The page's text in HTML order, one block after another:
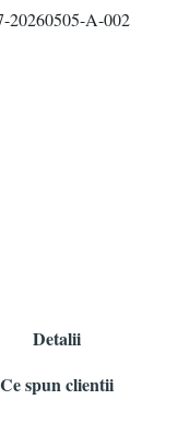
20260505-A-002
Detalii
Ce spun clientii